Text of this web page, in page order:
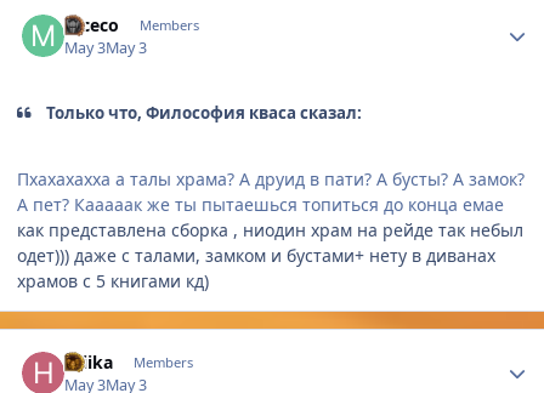
mceco Members
May 3May 3
Только что, Философия кваса сказал:
Пхахахахха а талы храма? А друид в пати? А бусты? А замок?
А пет? Кааааак же ты пытаешься топиться до конца емае
как представлена сборка , ниодин храм на рейде так небыл
одет))) даже с талами, замком и бустами+ нету в диванах
храмов с 5 книгами кд)
Hjiika Members
May 3May 3